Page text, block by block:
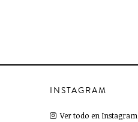
INSTAGRAM
Ver todo en Instagram